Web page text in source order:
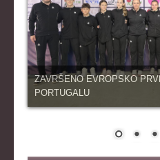
ORGANI
OSNOVNI
ZAVRŠENO EVROPSKO
PORTUGALU